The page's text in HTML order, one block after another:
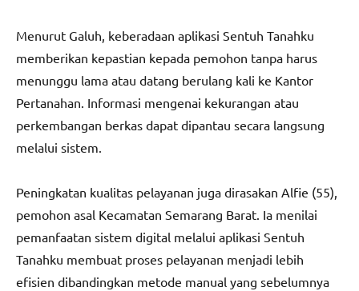
Menurut Galuh, keberadaan aplikasi Sentuh Tanahku
memberikan kepastian kepada pemohon tanpa harus
menunggu lama atau datang berulang kali ke Kantor
Pertanahan. Informasi mengenai kekurangan atau
perkembangan berkas dapat dipantau secara langsung
melalui sistem.
Peningkatan kualitas pelayanan juga dirasakan Alfie (55),
pemohon asal Kecamatan Semarang Barat. Ia menilai
pemanfaatan sistem digital melalui aplikasi Sentuh
Tanahku membuat proses pelayanan menjadi lebih
efisien dibandingkan metode manual yang sebelumnya